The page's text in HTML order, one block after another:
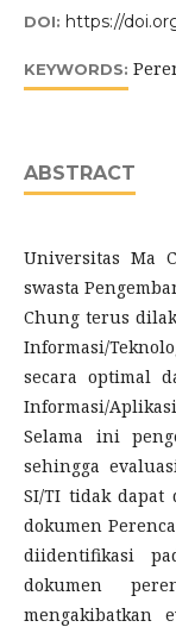
DOI: https://
KEYWORDS:
ABSTRACT
Universitas Ma
swasta
Chung terus
Informasi/
secara optimal
Informasi/
Selama ini
sehingga
SI/TI tidak
dokumen
diidentifikasi
dokumen
mengakibatkan